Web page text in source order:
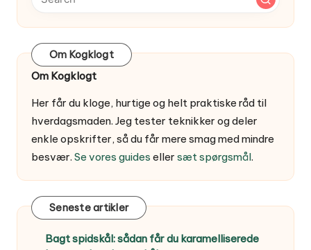
Om Kogklogt
Om Kogklogt
Her får du kloge, hurtige og helt praktiske råd til
hverdagsmaden. Jeg tester teknikker og deler
enkle opskrifter, så du får mere smag med mindre
besvær. Se vores guides eller sæt spørgsmål.
Seneste artikler
Bagt spidskål: sådan får du karamelliserede